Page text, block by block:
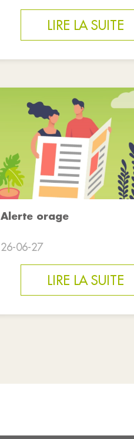
LIRE LA SUITE
Alerte orage
26-06-27
LIRE LA SUITE